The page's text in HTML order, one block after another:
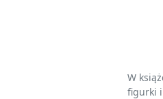
W
figurki i